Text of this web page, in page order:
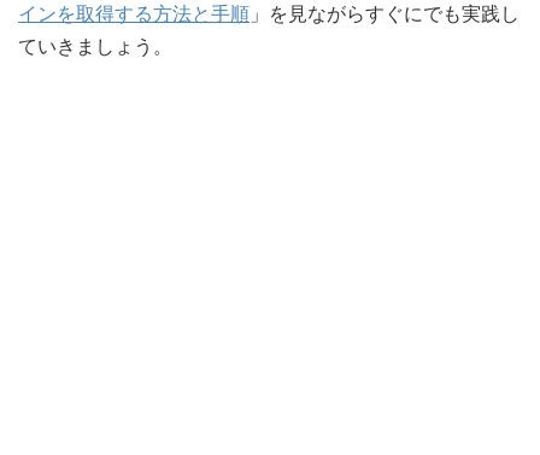
インを取得する方法と手順 」を見ながらすぐにでも実践し
ていきましょう。